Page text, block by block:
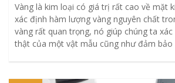
Vàng là kim loại có giá trị rất cao về mặt
xác định hàm lượng vàng nguyên chất
vàng rất quan trọng, nó giúp chúng ta
thật của một vật mẫu cũng như đảm bảo